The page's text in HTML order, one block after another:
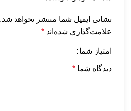
نشانی ایمیل شما منتشر نخواهد شد.
علامت‌گذاری شده‌اند *
امتیاز شما
دیدگاه شما *